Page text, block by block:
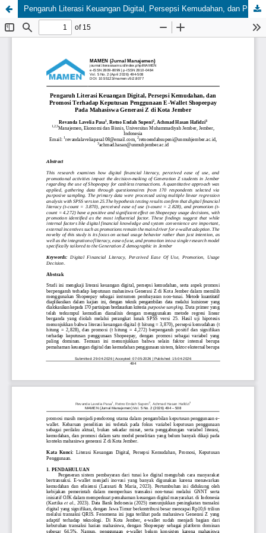
Pengaruh Literasi Keuangan Digital, Persepsi Kemudahan, dan Promosi Terhadap Keputusan Penggunaan E-Wallet Shopeepay Pada Mahasiswa Generasi Z di Kota Jember